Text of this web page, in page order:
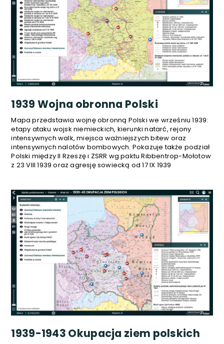
1939 Wojna obronna Polski
Mapa przedstawia wojnę obronną Polski we wrześniu 1939:
etapy ataku wojsk niemieckich, kierunki natarć, rejony
intensywnych walk, miejsca ważniejszych bitew oraz
intensywnych nalotów bombowych. Pokazuje także podział
Polski między II Rzeszę i ZSRR wg paktu Ribbentrop-Mołotow
z 23 VIII 1939 oraz agresję sowiecką od 17 IX 1939
1939-1943 Okupacja ziem polskich